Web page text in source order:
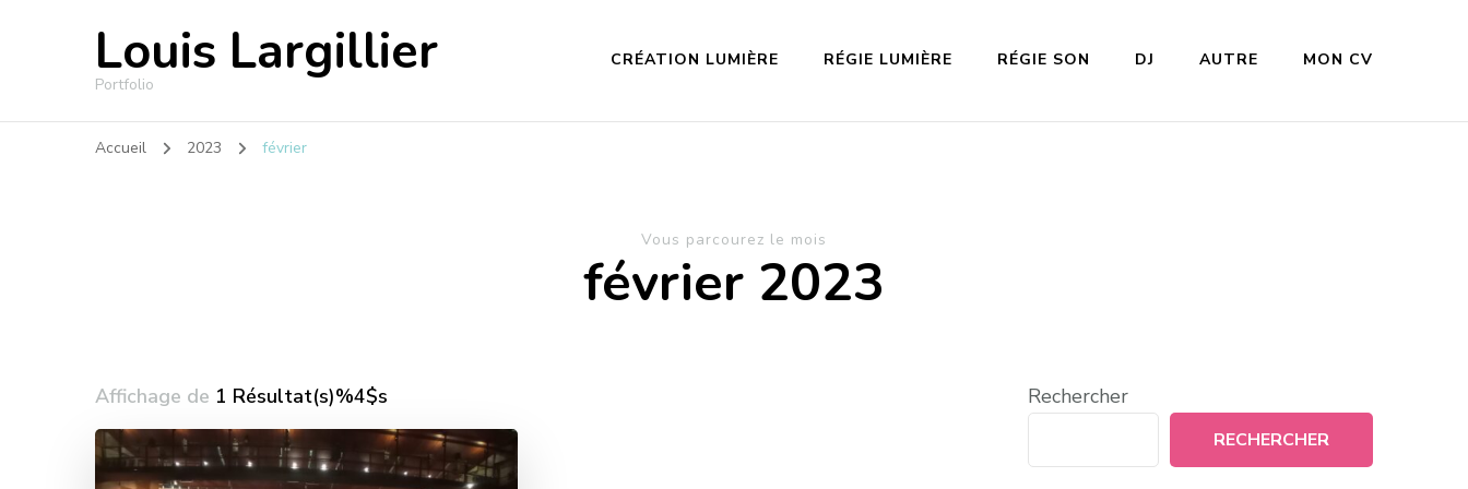
Louis Largillier
Portfolio
CRÉATION LUMIÈRE RÉGIE LUMIÈRE RÉGIE SON DJ AUTRE MON CV
Accueil 2023 février
Vous parcourez le mois
février 2023
Affichage de 1 Résultat(s)%4$s Rechercher
RECHERCHER